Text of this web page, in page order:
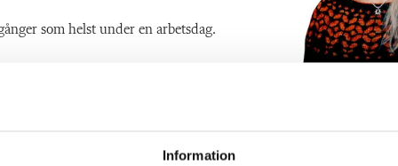
Information
som helst under en arbetsdag.